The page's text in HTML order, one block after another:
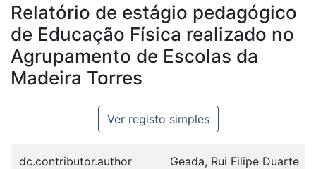
Estatísticas
Relatório de estágio pedagógico
de Educação Física realizado no
Agrupamento de Escolas da
Madeira Torres
Ver registo simples
dc.contributor.author Geada, Rui Filipe Duarte